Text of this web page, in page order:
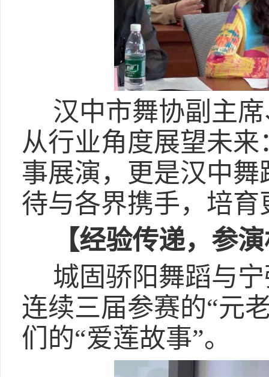
汉中市舞协副主
从行业角度展望未来
事展演，更是汉中
待与各界携手，培育
【经验传递，参
城固骄阳舞蹈与
连续三届参赛的“元
们的“爱莲故事”。